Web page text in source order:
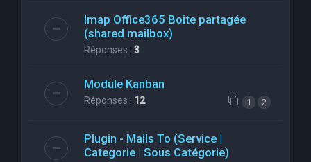
Imap Office365 Boite partagée
(shared mailbox)
Réponses : 3
Module Kanban
Réponses : 12 1 2
Plugin - Mails To (Service |
Categorie | Sous Catégorie)